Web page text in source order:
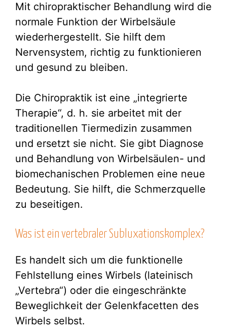
Mit chiropraktischer Behandlung wird die
normale Funktion der Wirbelsäule
wiederhergestellt. Sie hilft dem
Nervensystem, richtig zu funktionieren
und gesund zu bleiben.
Die Chiropraktik ist eine „integrierte
Therapie“, d. h. sie arbeitet mit der
traditionellen Tiermedizin zusammen
und ersetzt sie nicht. Sie gibt Diagnose
und Behandlung von Wirbelsäulen- und
biomechanischen Problemen eine neue
Bedeutung. Sie hilft, die Schmerzquelle
zu beseitigen.
Was ist ein vertebraler Subluxationskomplex?
Es handelt sich um die funktionelle
Fehlstellung eines Wirbels (lateinisch
„Vertebra“) oder die eingeschränkte
Beweglichkeit der Gelenkfacetten des
Wirbels selbst.